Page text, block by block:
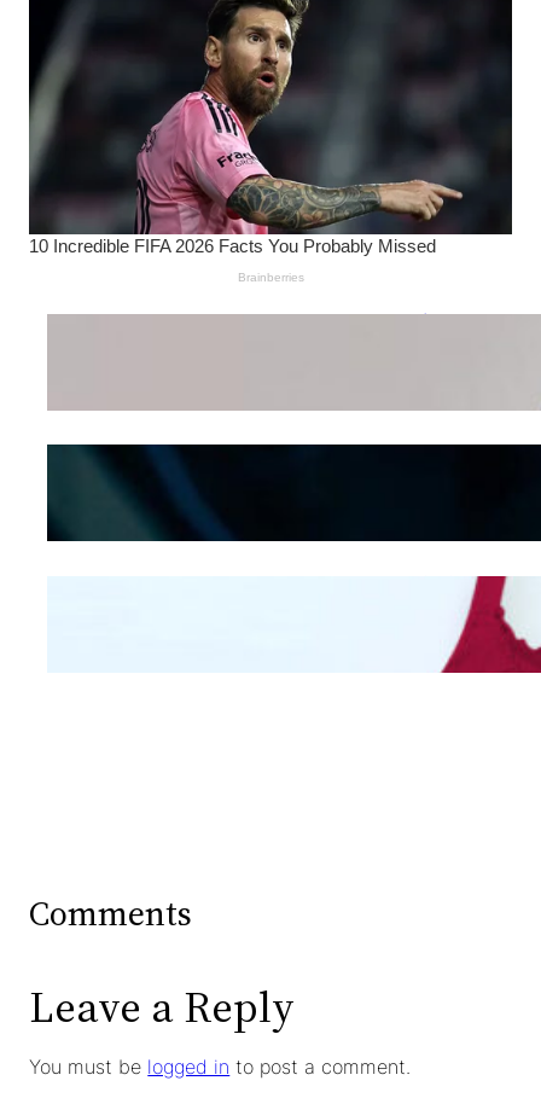
Wanita Pamer Pakaian
Kepribadian
Mengintip Kepribadian
Wanita Dari Warna Bra
Comments
Leave a Reply
You must be logged in to post a comment.